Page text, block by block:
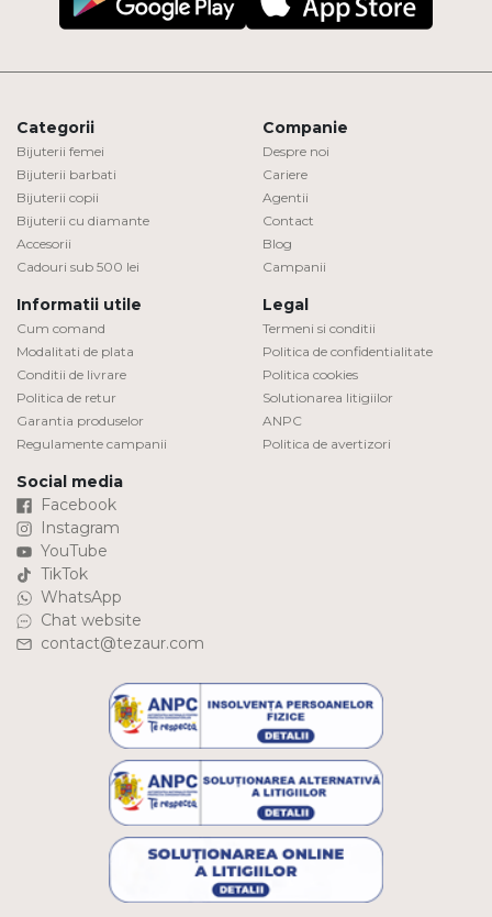
Categorii
Bijuterii femei
Bijuterii barbati
Bijuterii copii
Bijuterii cu diamante
Accesorii
Cadouri sub 500 lei
Companie
Despre noi
Cariere
Agentii
Contact
Blog
Campanii
Informatii utile
Cum comand
Modalitati de plata
Conditii de livrare
Politica de retur
Garantia produselor
Regulamente campanii
Legal
Termeni si conditii
Politica de confidentialitate
Politica cookies
Solutionarea litigiilor
ANPC
Politica de avertizori
Social media
Facebook
Instagram
YouTube
TikTok
WhatsApp
Chat website
contact@tezaur.com